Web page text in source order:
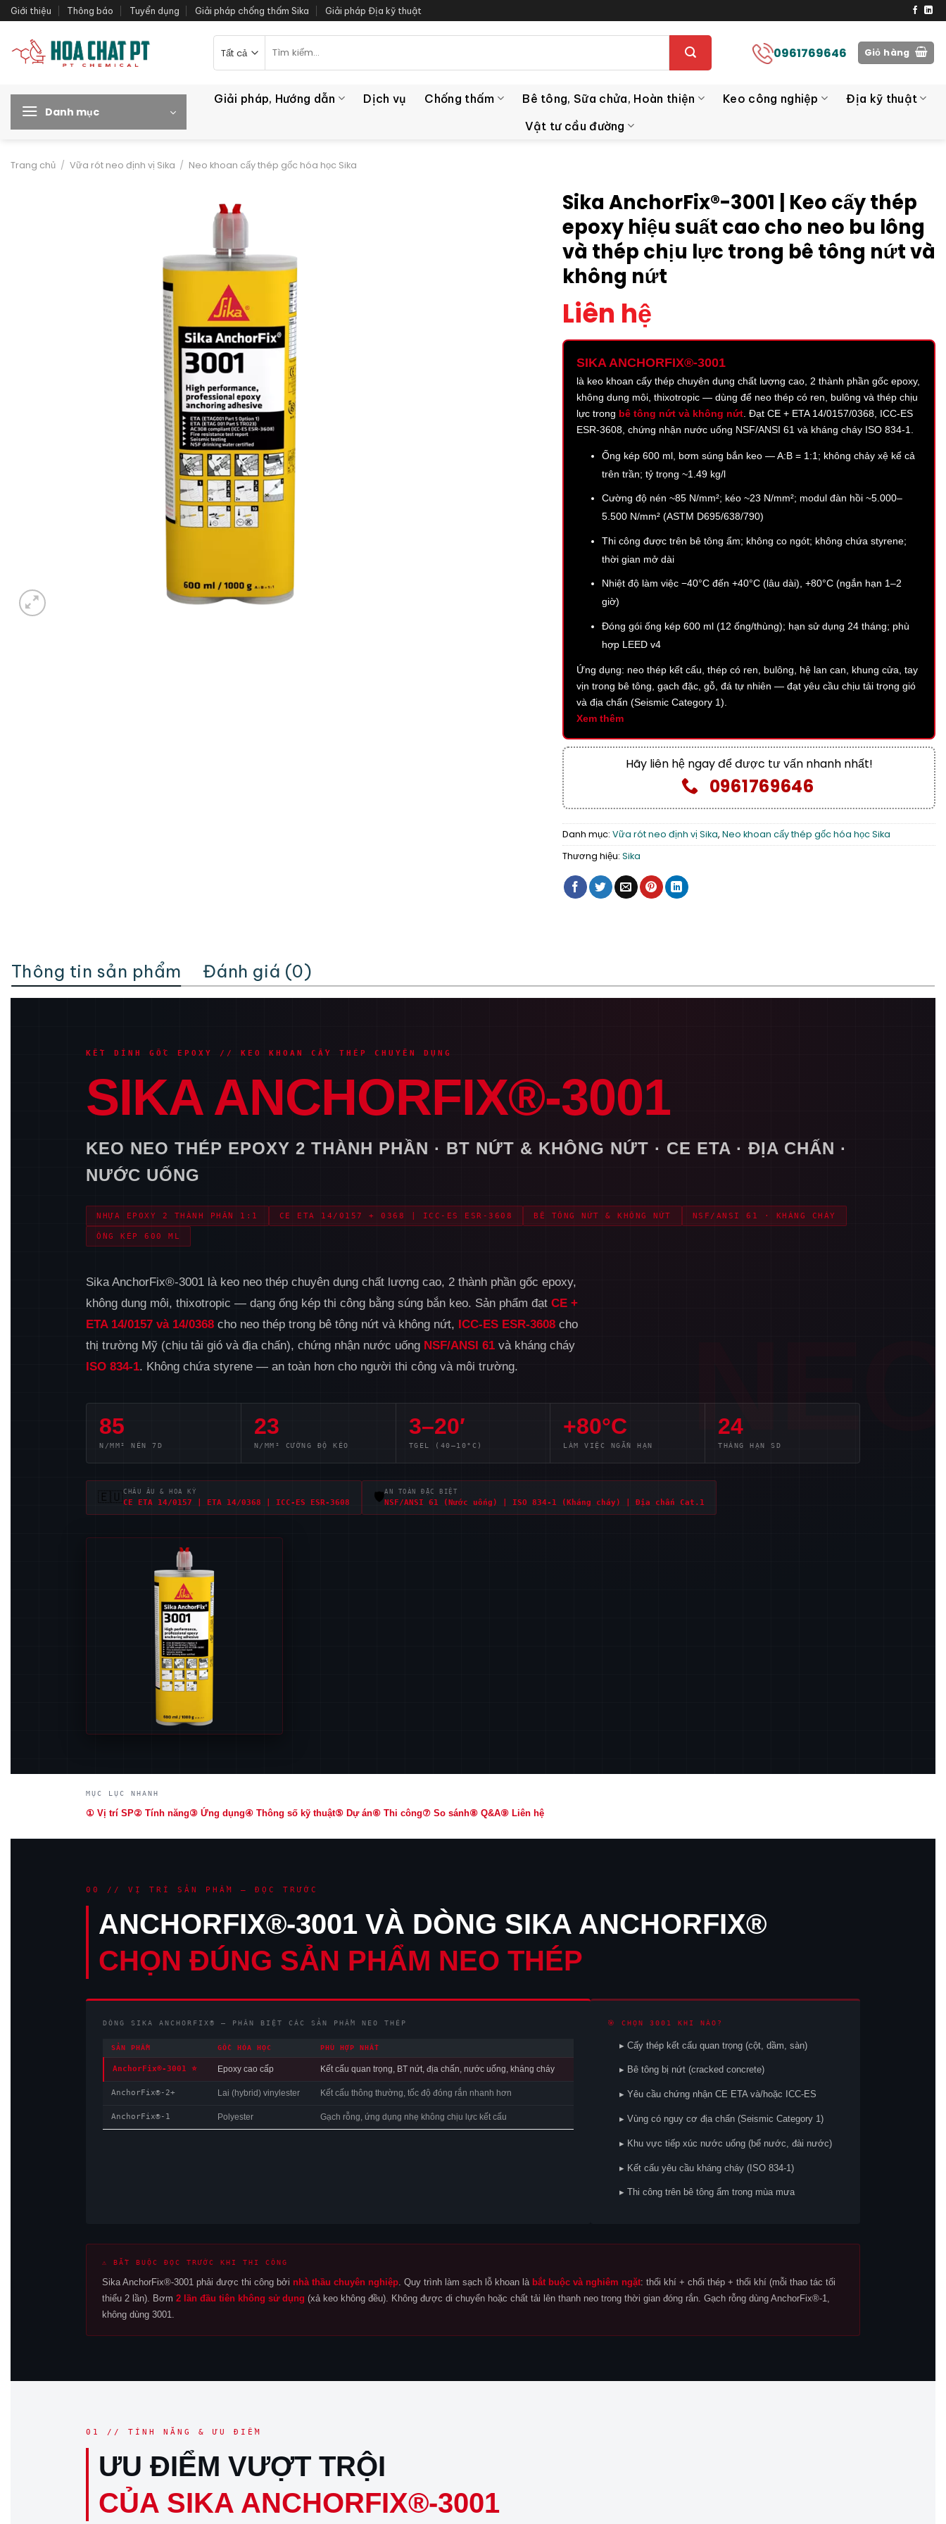
Bỏ
qua
dung
Giới thiệu Thông báo Tuyển dụng Giải pháp chống thấm Sika Giải pháp Địa kỹ thuật
kiếm:
0961769646 Giỏ hàng
Danh mục
Giải pháp, Hướng dẫn Dịch vụ Chống thấm Bê tông, Sữa chửa, Hoàn thiện Keo công nghiệp
Địa kỹ thuật
Vật tư cầu đường
Trang chủ / Vữa rót neo định vị Sika / Neo khoan cấy thép gốc hóa học Sika
Sika AnchorFix®-3001 | Keo cấy thép
epoxy hiệu suất cao cho neo bu lông
và thép chịu lực trong bê tông nứt và
không nứt
Liên hệ
SIKA ANCHORFIX®-3001
là keo khoan cấy thép chuyên dụng chất lượng cao, 2 thành phần gốc epoxy,
không dung môi, thixotropic — dùng để neo thép có ren, bulông và thép chịu
lực trong bê tông nứt và không nứt . Đạt CE + ETA 14/0157/0368, ICC-ES
ESR-3608, chứng nhận nước uống NSF/ANSI 61 và kháng cháy ISO 834-1.
Ống kép 600 ml, bơm súng bắn keo — A:B = 1:1; không chảy xệ kể cả
trên trần; tỷ trọng ~1.49 kg/l
Cường độ nén ~85 N/mm²; kéo ~23 N/mm²; modul đàn hồi ~5.000–
5.500 N/mm² (ASTM D695/638/790)
Thi công được trên bê tông ẩm; không co ngót; không chứa styrene;
thời gian mở dài
Nhiệt độ làm việc −40°C đến +40°C (lâu dài), +80°C (ngắn hạn 1–2
giờ)
Đóng gói ống kép 600 ml (12 ống/thùng); hạn sử dụng 24 tháng; phù
hợp LEED v4
Ứng dụng: neo thép kết cấu, thép có ren, bulông, hệ lan can, khung cửa, tay
vịn trong bê tông, gạch đặc, gỗ, đá tự nhiên — đạt yêu cầu chịu tải trọng gió
và địa chấn (Seismic Category 1).
Xem thêm
Hãy liên hệ ngay để được tư vấn nhanh nhất!
0961769646
Danh mục: Vữa rót neo định vị Sika, Neo khoan cấy thép gốc hóa học Sika
Thương hiệu: Sika
Thông tin sản phẩm Đánh giá (0)
KẾT DÍNH GỐC EPOXY // KEO KHOAN CẤY THÉP CHUYÊN DỤNG
SIKA ANCHORFIX®-3001
KEO NEO THÉP EPOXY 2 THÀNH PHẦN · BT NỨT & KHÔNG NỨT · CE ETA · ĐỊA CHẤN ·
NƯỚC UỐNG
NHỰA EPOXY 2 THÀNH PHẦN 1:1 CE ETA 14/0157 + 0368 | ICC-ES ESR-3608 BÊ TÔNG NỨT & KHÔNG NỨT NSF/ANSI 61 · KHÁNG CHÁY
ỐNG KÉP 600 ML
Sika AnchorFix®-3001 là keo neo thép chuyên dụng chất lượng cao, 2 thành phần gốc epoxy,
không dung môi, thixotropic — dạng ống kép thi công bằng súng bắn keo. Sản phẩm đạt CE +
ETA 14/0157 và 14/0368 cho neo thép trong bê tông nứt và không nứt, ICC-ES ESR-3608 cho
thị trường Mỹ (chịu tải gió và địa chấn), chứng nhận nước uống NSF/ANSI 61 và kháng cháy
ISO 834-1. Không chứa styrene — an toàn hơn cho người thi công và môi trường.
85
N/MM² NÉN 7D
23
N/MM² CƯỜNG ĐỘ KÉO
3–20′
TGEL (40–10°C)
+80°C
LÀM VIỆC NGẮN HẠN
24
THÁNG HẠN SD
🇪🇺CHÂU ÂU & HOA KỲ
CE ETA 14/0157 | ETA 14/0368 | ICC-ES ESR-3608 🛡️AN TOÀN ĐẶC BIỆT
NSF/ANSI 61 (Nước uống) | ISO 834-1 (Kháng cháy) | Địa chấn Cat.1
MỤC LỤC NHANH
① Vị trí SP② Tính năng③ Ứng dụng④ Thông số kỹ thuật⑤ Dự án⑥ Thi công⑦ So sánh⑧ Q&A⑨ Liên hệ
00 // VỊ TRÍ SẢN PHẨM — ĐỌC TRƯỚC
ANCHORFIX®-3001 VÀ DÒNG SIKA ANCHORFIX®
CHỌN ĐÚNG SẢN PHẨM NEO THÉP
DÒNG SIKA ANCHORFIX® — PHÂN BIỆT CÁC SẢN PHẨM NEO THÉP
SẢN PHẨM GỐC HÓA HỌC PHÙ HỢP NHẤT
AnchorFix®-3001 ⭐ Epoxy cao cấp Kết cấu quan trọng, BT nứt, địa chấn, nước uống, kháng cháy
AnchorFix®-2+ Lai (hybrid) vinylester Kết cấu thông thường, tốc độ đóng rắn nhanh hơn
AnchorFix®-1 Polyester Gạch rỗng, ứng dụng nhẹ không chịu lực kết cấu
🎯 CHỌN 3001 KHI NÀO?
▸ Cấy thép kết cấu quan trọng (cột, dầm, sàn)
▸ Bê tông bị nứt (cracked concrete)
▸ Yêu cầu chứng nhận CE ETA và/hoặc ICC-ES
▸ Vùng có nguy cơ địa chấn (Seismic Category 1)
▸ Khu vực tiếp xúc nước uống (bể nước, đài nước)
▸ Kết cấu yêu cầu kháng cháy (ISO 834-1)
▸ Thi công trên bê tông ẩm trong mùa mưa
⚠ BẮT BUỘC ĐỌC TRƯỚC KHI THI CÔNG
Sika AnchorFix®-3001 phải được thi công bởi nhà thầu chuyên nghiệp. Quy trình làm sạch lỗ khoan là bắt buộc và nghiêm ngặt: thổi khí + chổi thép + thổi khí (mỗi thao tác tối
thiểu 2 lần). Bơm 2 lần đầu tiên không sử dụng (xả keo không đều). Không được di chuyển hoặc chất tải lên thanh neo trong thời gian đóng rắn. Gạch rỗng dùng AnchorFix®-1,
không dùng 3001.
01 // TÍNH NĂNG & ƯU ĐIỂM
ƯU ĐIỂM VƯỢT TRỘI
CỦA SIKA ANCHORFIX®-3001